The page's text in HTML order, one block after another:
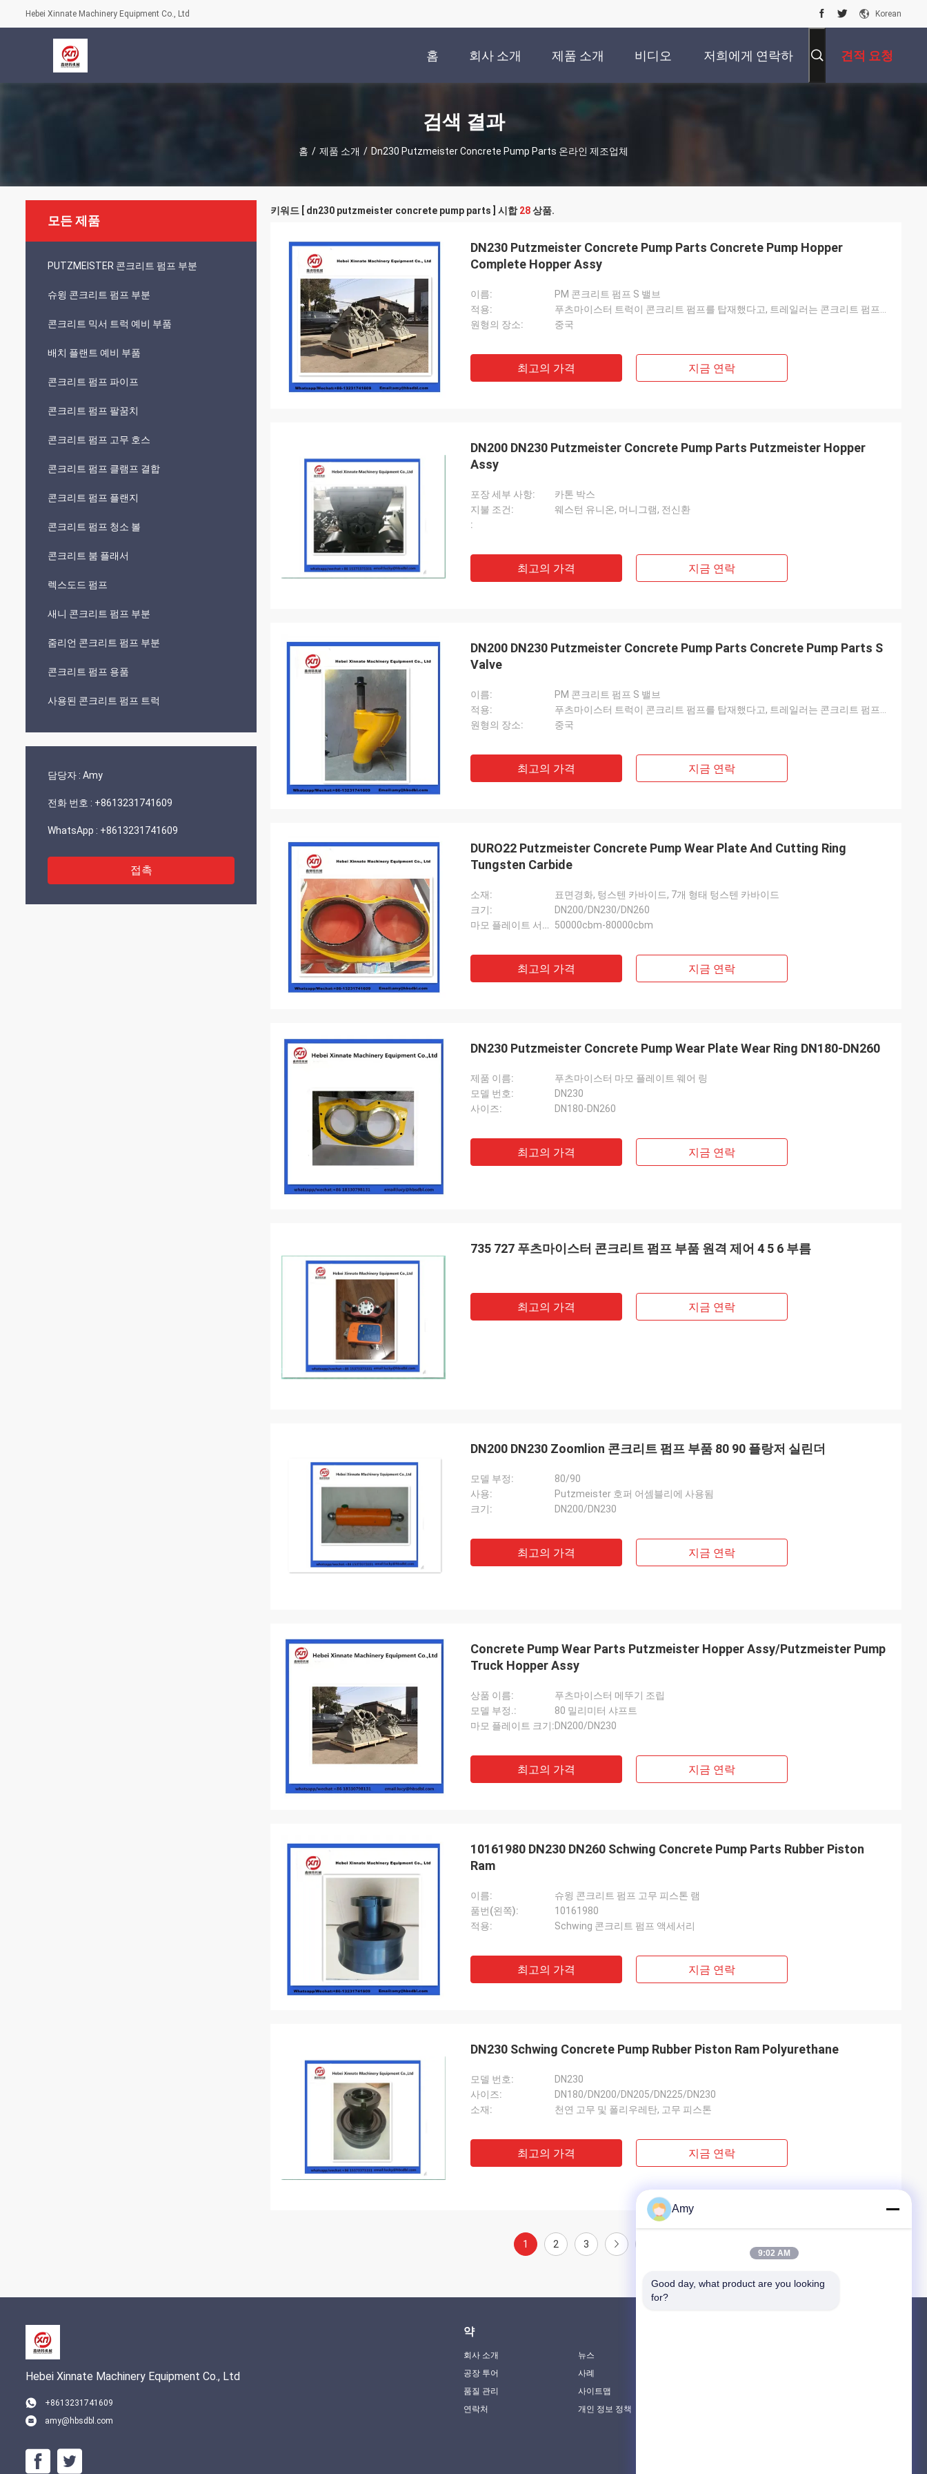
Hebei Xinnate Machinery Equipment Co., Ltd Korean
홈 회사 소개 제품 소개 비디오 저희에게 연락하 견적 요청
검색 결과
홈 / 제품 소개 / Dn230 Putzmeister Concrete Pump Parts 온라인 제조업체
모든 제품
PUTZMEISTER 콘크리트 펌프 부분
슈윙 콘크리트 펌프 부분
콘크리트 믹서 트럭 예비 부품
배치 플랜트 예비 부품
콘크리트 펌프 파이프
콘크리트 펌프 팔꿈치
콘크리트 펌프 고무 호스
콘크리트 펌프 클램프 결합
콘크리트 펌프 플랜지
콘크리트 펌프 청소 볼
콘크리트 붐 플래서
렉스도드 펌프
새니 콘크리트 펌프 부분
줌리언 콘크리트 펌프 부분
콘크리트 펌프 용품
사용된 콘크리트 펌프 트럭
담당자 : Amy
전화 번호 : +8613231741609
WhatsApp : +8613231741609
접촉
키워드 [ dn230 putzmeister concrete pump parts ] 시합28상품.
DN230 Putzmeister Concrete Pump Parts Concrete Pump Hopper
Complete Hopper Assy
이름:
PM 콘크리트 펌프 S 밸브
적용:
원형의 장소:
중국
최고의 가격 지금 연락
DN200 DN230 Putzmeister Concrete Pump Parts Putzmeister Hopper
Assy
포장 세부 사항:
카톤 박스
지불 조건:
웨스턴 유니온, 머니그램, 전신환
:
최고의 가격 지금 연락
DN200 DN230 Putzmeister Concrete Pump Parts Concrete Pump Parts S
Valve
이름:
PM 콘크리트 펌프 S 밸브
적용:
원형의 장소:
중국
최고의 가격 지금 연락
DURO22 Putzmeister Concrete Pump Wear Plate And Cutting Ring
Tungsten Carbide
소재:
표면경화, 텅스텐 카바이드, 7개 형태 텅스텐 카바이드
크기:
DN200/DN230/DN260
마모 플레이트 서비스 수명:
50000cbm-80000cbm
최고의 가격 지금 연락
DN230 Putzmeister Concrete Pump Wear Plate Wear Ring DN180-DN260
제품 이름:
푸츠마이스터 마모 플레이트 웨어 링
모델 번호:
DN230
사이즈:
DN180-DN260
최고의 가격 지금 연락
735 727 푸츠마이스터 콘크리트 펌프 부품 원격 제어 4 5 6 부름
최고의 가격 지금 연락
DN200 DN230 Zoomlion 콘크리트 펌프 부품 80 90 플랑저 실린더
모델 부정:
80/90
사용:
Putzmeister 호퍼 어셈블리에 사용됨
크기:
DN200/DN230
최고의 가격 지금 연락
Concrete Pump Wear Parts Putzmeister Hopper Assy/Putzmeister Pump
Truck Hopper Assy
상품 이름:
푸츠마이스터 메뚜기 조립
모델 부정.:
80 밀리미터 샤프트
마모 플레이트 크기:DN200/DN230
최고의 가격 지금 연락
10161980 DN230 DN260 Schwing Concrete Pump Parts Rubber Piston
Ram
이름:
슈윙 콘크리트 펌프 고무 피스톤 램
품번(왼쪽):
10161980
적용:
Schwing 콘크리트 펌프 액세서리
최고의 가격 지금 연락
DN230 Schwing Concrete Pump Rubber Piston Ram Polyurethane
모델 번호:
DN230
사이즈:
DN180/DN200/DN205/DN225/DN230
소재:
천연 고무 및 폴리우레탄, 고무 피스톤
최고의 가격 지금 연락
1 2 3
Hebei Xinnate Machinery Equipment Co., Ltd
+8613231741609
amy@hbsdbl.com
약
회사 소개
공장 투어
품질 관리
연락처
뉴스
사례
사이트맵
개인 정보 정책
Amy
9:02 AM
Good day, what product are you looking
for?